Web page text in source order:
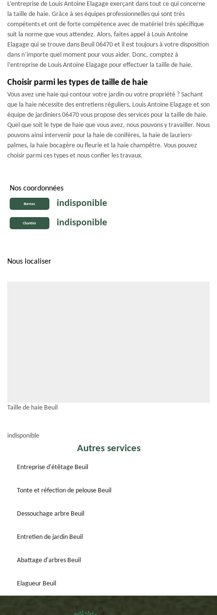
L’entreprise de Louis Antoine Elagage exerçant dans tout ce qui concerne
la taille de haie. Grâce à ses équipes professionnelles qui sont très
compétents et ont de forte compétence avec de matériel très spécifique
suit la norme que vous attendez. Alors, faites appel à Louis Antoine
Elagage qui se trouve dans Beuil 06470 et il est toujours à votre disposition
dans n’importe quel moment pour vous aider. Donc, comptez à
l’entreprise de Louis Antoine Elagage pour effectuer la taille de haie.
Choisir parmi les types de taille de haie
Vous avez une haie qui contour votre jardin ou votre propriété ? Sachant
que la haie nécessite des entretiens réguliers, Louis Antoine Elagage et son
équipe de jardiniers 06470 vous propose des services pour la taille de haie.
Quel que soit le type de haie que vous avez, nous pouvons y travailler. Nous
pouvons ainsi intervenir pour la haie de conifères, la haie de lauriers-
palmes, la haie bocagère ou fleurie et la haie champêtre. Vous pouvez
choisir parmi ces types et nous confier les travaux.
Nos coordonnées
Bureau indisponible
Chantier indisponible
Nous localiser
Taille de haie Beuil
indisponible
Autres services
Entreprise d'étêtage Beuil
Tonte et réfection de pelouse Beuil
Dessouchage arbre Beuil
Entretien de jardin Beuil
Abattage d'arbres Beuil
Elagueur Beuil